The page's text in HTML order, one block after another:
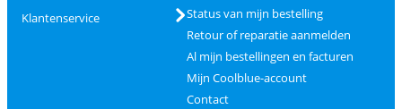
Klantenservice
Status van mijn bestelling
Retour of reparatie aanmelden
Al mijn bestellingen en facturen
Mijn Coolblue-account
Contact